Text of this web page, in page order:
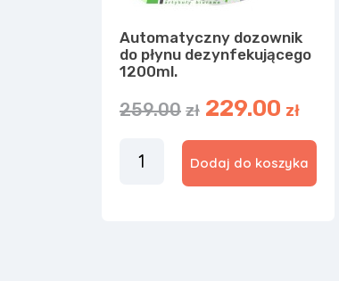
Automatyczny dozownik
do płynu dezynfekującego
1200ml.
259.00 zł 229.00 zł
Dodaj do koszyka